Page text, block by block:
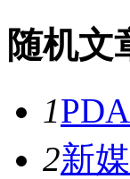
随机文
1
2新